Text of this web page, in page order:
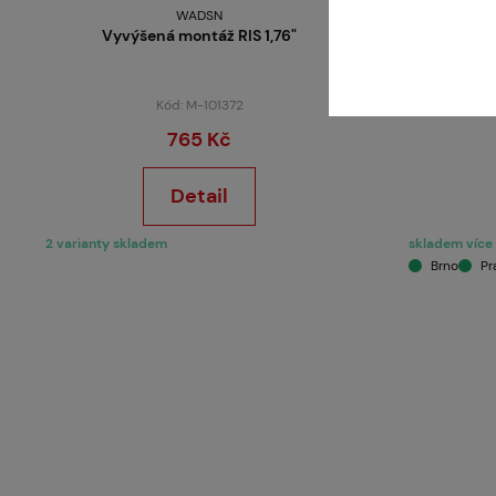
WADSN
Vyvýšená montáž RIS 1,76"
Kód: M-101372
765 Kč
Detail
2 varianty skladem
skladem více
Brno